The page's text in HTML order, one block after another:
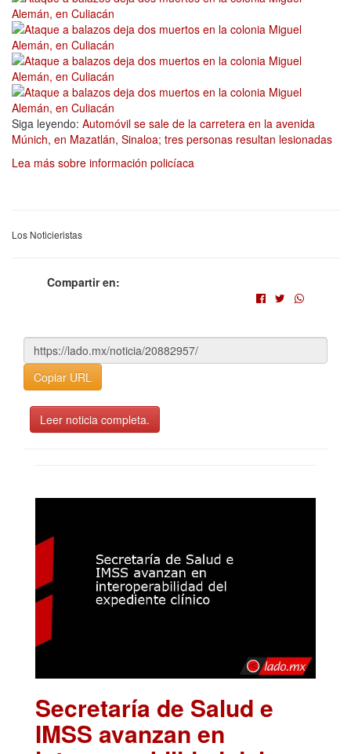
Siga leyendo: Automóvil se sale de la carretera en la avenida
Múnich, en Mazatlán, Sinaloa; tres personas resultan lesionadas
Lea más sobre información policíaca
Los Noticieristas
Compartir en:
Copiar URL
Leer noticia completa.
Secretaría de Salud e
IMSS avanzan en